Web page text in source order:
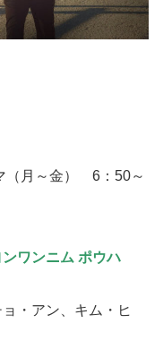
（月～金） 6：50～
ンワンニム ポウハ
・アン、キム・ヒ